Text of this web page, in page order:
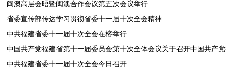
· 闽澳高层会晤暨闽澳合作会议第五次会议举行
·省委宣传部传达学习贯彻省委十一届十次全会精神
·中共福建省委十一届十次全会在榕举行
·中国共产党福建省第十一届委员会第十次全体会议关于召开中国共产
·中共福建省委十一届十次全会今日召开